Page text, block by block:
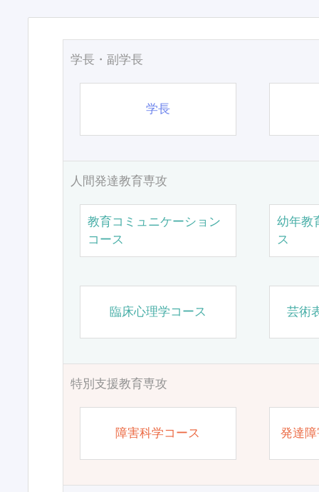
学長・副学長
学長
人間発達教育専攻
教育コミュニケーション
コース
幼年教
ス
臨床心理学コース 芸術
特別支援教育専攻
障害科学コース 発達